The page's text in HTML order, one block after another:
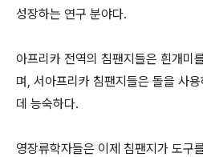
성장하는 연구 분야다.
아프리카 전역의 침팬지들은 흰개미
며, 서아프리카 침팬지들은 돌을 사
데 능숙하다.
영장류학자들은 이제 침팬지가 도구